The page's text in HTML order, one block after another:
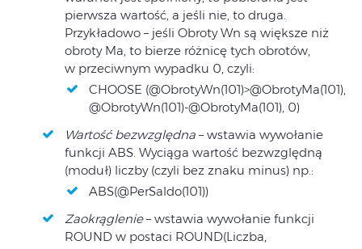
pierwsza wartość, a jeśli nie, to druga.
Przykładowo – jeśli Obroty Wn są większe niż
obroty Ma, to bierze różnicę tych obrotów,
w przeciwnym wypadku 0, czyli:
CHOOSE (@ObrotyWn(101)>@ObrotyMa(101),
@ObrotyWn(101)-@ObrotyMa(101), 0)
Wartość bezwzględna – wstawia wywołanie
funkcji ABS. Wyciąga wartość bezwzględną
(moduł) liczby (czyli bez znaku minus) np.:
ABS(@PerSaldo(101))
Zaokrąglenie– wstawia wywołanie funkcji
ROUND w postaci ROUND(Liczba,